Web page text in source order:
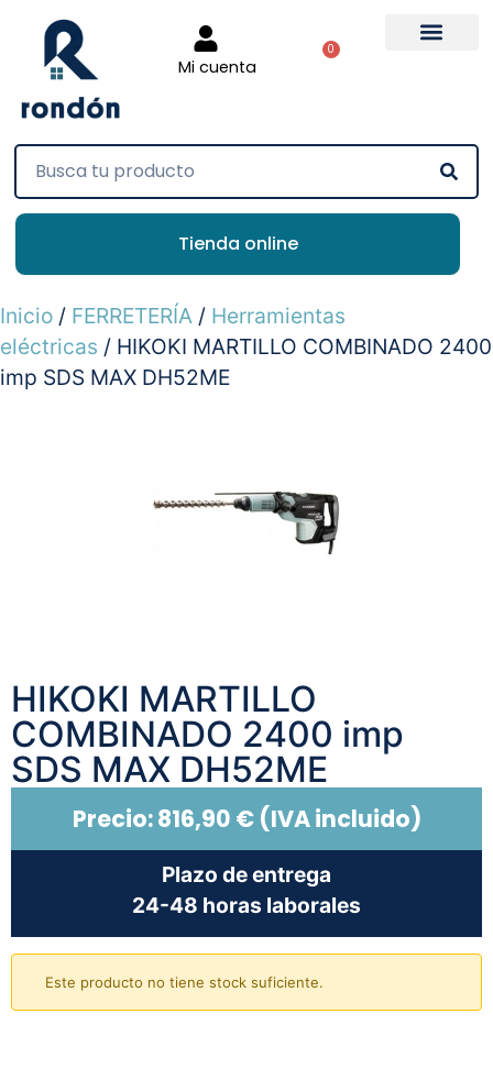
Mi cuenta
0
Tienda online
Inicio / FERRETERÍA / Herramientas
eléctricas / HIKOKI MARTILLO COMBINADO 2400
imp SDS MAX DH52ME
HIKOKI MARTILLO
COMBINADO 2400 imp
SDS MAX DH52ME
Precio:816,90 €(IVA incluido)
Plazo de entrega
24-48 horas laborales
Este producto no tiene stock suficiente.